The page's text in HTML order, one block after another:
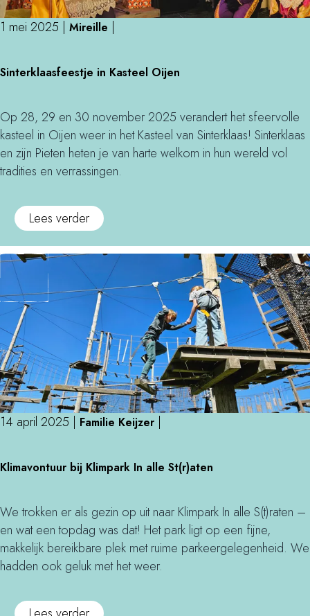
s
g
r
a
k
t
b
e
e
b
i
j
F
O
O
a
s
s
a
g
e
p
r
a
k
j
n
o
h
t
t
o
n
e
m
n
t
e
n
l
s
n
O
s
s
a
n
i
t
o
c
h
t
t
o
t
e
e
m
e
n
e
Sinterklaasfeestje in Kasteel Oijen
1 mei 2025 | Mireille |
i
t
e
r
k
f
e
e
t
j
e
i
n
K
t
e
l
O
i
Op 28, 29 en 30 november 2025 verandert het sfeervolle
kasteel in Oijen weer in het Kasteel van Sinterklaas! Sinterklaas
en zijn Pieten heten je van harte welkom in hun wereld vol
tradities en verrassingen.
Lees verdero
v
e
S
n
t
e
r
k
l
s
e
e
s
t
Klimavontuur bij Klimpark In alle St(r)aten
14 april 2025 | Familie Keijzer |
l
m
a
v
o
We trokken er als gezin op uit naar Klimpark In alle S(t)raten –
en wat een topdag was dat! Het park ligt op een fijne,
makkelijk bereikbare plek met ruime parkeergelegenheid. We
hadden ook geluk met het weer.